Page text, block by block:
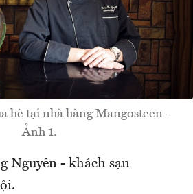
hè tại nhà hàng Mangosteen -
Ảnh 1.
Nguyên - khách sạn